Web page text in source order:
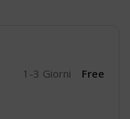
1-3 Giorni Free